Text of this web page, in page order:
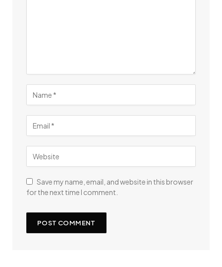
Save my name, email, and website in this browser
for the next time I comment.